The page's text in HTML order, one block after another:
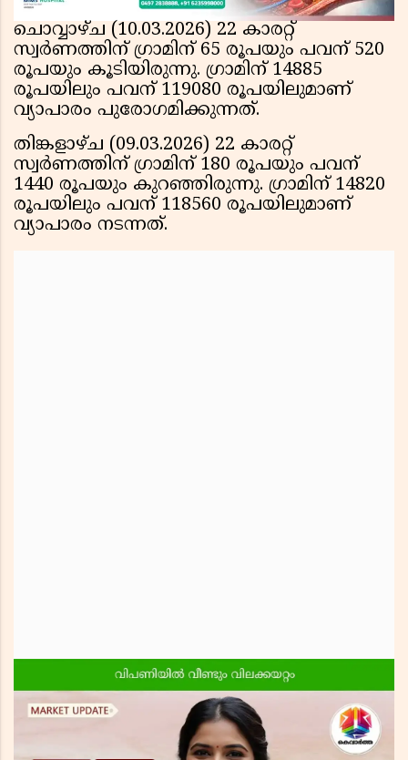
ചൊവ്വാഴ്ച (10.03.2026) 22 കാരറ്റ്
സ്വര്‍ണത്തിന് ഗ്രാമിന് 65 രൂപയും പവന് 520
രൂപയും കൂടിയിരുന്നു. ഗ്രാമിന് 14885
രൂപയിലും പവന് 119080 രൂപയിലുമാണ്
വ്യാപാരം പുരോഗമിക്കുന്നത്.
തിങ്കളാഴ്ച (09.03.2026) 22 കാരറ്റ്
സ്വര്‍ണത്തിന് ഗ്രാമിന് 180 രൂപയും പവന്
1440 രൂപയും കുറഞ്ഞിരുന്നു. ഗ്രാമിന് 14820
രൂപയിലും പവന് 118560 രൂപയിലുമാണ്
വ്യാപാരം നടന്നത്.